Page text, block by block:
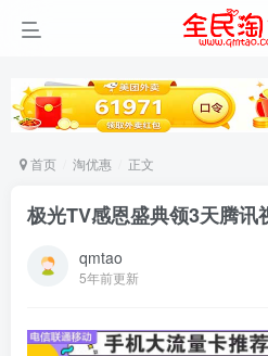
首页 淘优惠 正文
极光TV感恩盛典领3天腾讯
qmtao
5年前更新